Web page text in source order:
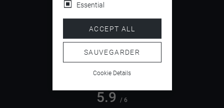
4.5
5.9 / 6
Essential
ACCEPT ALL
SAUVEGARDER
Cookie Details